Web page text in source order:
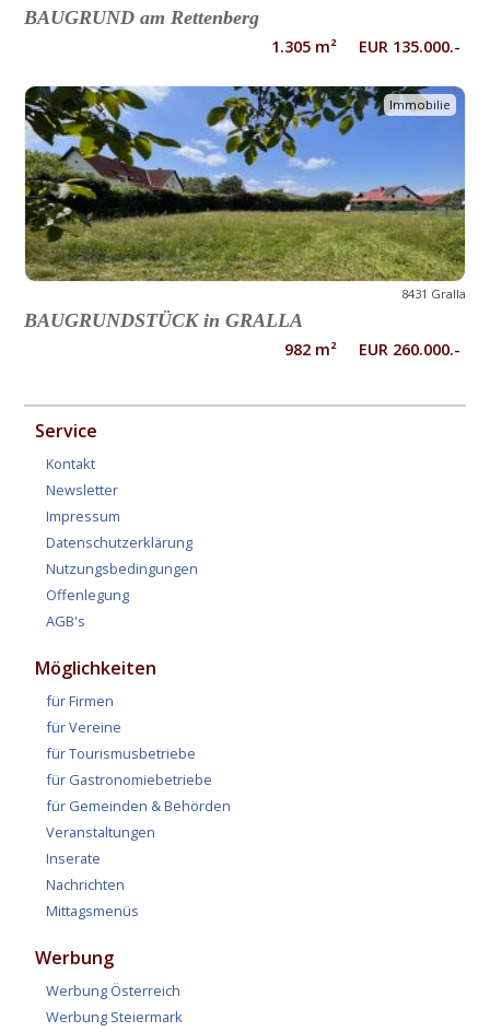
BAUGRUND am Rettenberg
1.305 m² EUR 135.000.-
Immobilie
8431 Gralla
BAUGRUNDSTÜCK in GRALLA
982 m² EUR 260.000.-
Service
Kontakt
Newsletter
Impressum
Datenschutzerklärung
Nutzungsbedingungen
Offenlegung
AGB's
Möglichkeiten
für Firmen
für Vereine
für Tourismusbetriebe
für Gastronomiebetriebe
für Gemeinden & Behörden
Veranstaltungen
Inserate
Nachrichten
Mittagsmenüs
Werbung
Werbung Österreich
Werbung Steiermark